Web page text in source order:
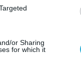
or Sharing
for which it